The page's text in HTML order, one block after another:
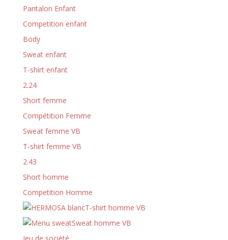
Pantalon Enfant
Competition enfant
Body
Sweat enfant
T-shirt enfant
2.24
Short femme
Compétition Femme
Sweat femme VB
T-shirt femme VB
2.43
Short homme
Competition Homme
T-shirt homme VB
Sweat homme VB